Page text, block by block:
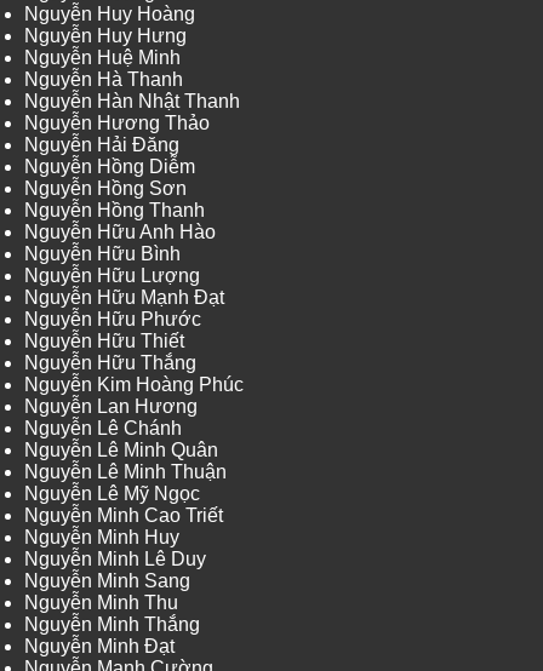
Nguyễn Huy Hoàng
Nguyễn Huy Hưng
Nguyễn Huệ Minh
Nguyễn Hà Thanh
Nguyễn Hàn Nhật Thanh
Nguyễn Hương Thảo
Nguyễn Hải Đăng
Nguyễn Hồng Diễm
Nguyễn Hồng Sơn
Nguyễn Hồng Thanh
Nguyễn Hữu Anh Hào
Nguyễn Hữu Bình
Nguyễn Hữu Lượng
Nguyễn Hữu Mạnh Đạt
Nguyễn Hữu Phước
Nguyễn Hữu Thiết
Nguyễn Hữu Thắng
Nguyễn Kim Hoàng Phúc
Nguyễn Lan Hương
Nguyễn Lê Chánh
Nguyễn Lê Minh Quân
Nguyễn Lê Minh Thuận
Nguyễn Lê Mỹ Ngọc
Nguyễn Minh Cao Triết
Nguyễn Minh Huy
Nguyễn Minh Lê Duy
Nguyễn Minh Sang
Nguyễn Minh Thu
Nguyễn Minh Thắng
Nguyễn Minh Đạt